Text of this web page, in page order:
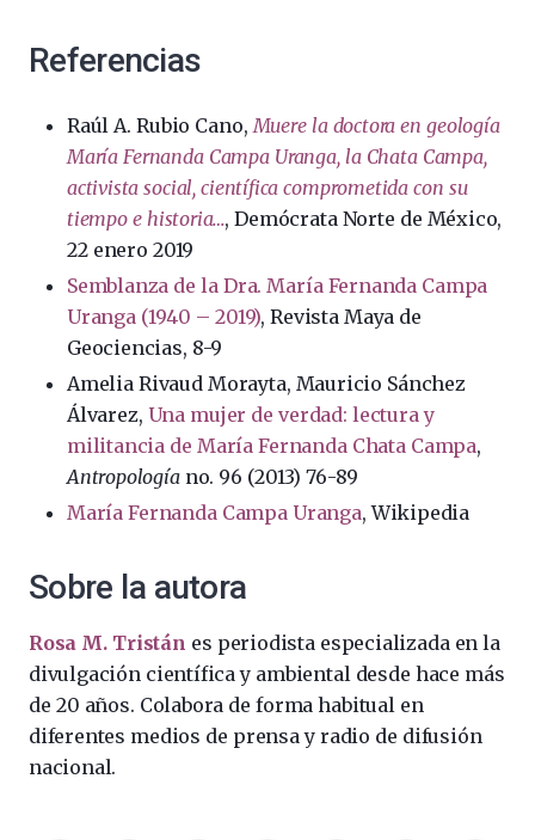
Referencias
Raúl A. Rubio Cano,Muere la doctora en geología
María Fernanda Campa Uranga, la Chata Campa,
activista social, científica comprometida con su
tiempo e historia…, Demócrata Norte de México,
22 enero 2019
Semblanza de la Dra. María Fernanda Campa
Uranga (1940 – 2019), Revista Maya de
Geociencias, 8-9
Amelia Rivaud Morayta, Mauricio Sánchez
Álvarez, Una mujer de verdad: lectura y
militancia de María Fernanda Chata Campa,
Antropologíano. 96 (2013) 76-89
María Fernanda Campa Uranga, Wikipedia
Sobre la autora
Rosa M. Tristán es periodista especializada en la
divulgación científica y ambiental desde hace más
de 20 años. Colabora de forma habitual en
diferentes medios de prensa y radio de difusión
nacional.